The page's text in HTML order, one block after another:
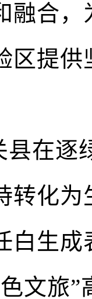
融合
区提
县在逐
转化
白生
文旅